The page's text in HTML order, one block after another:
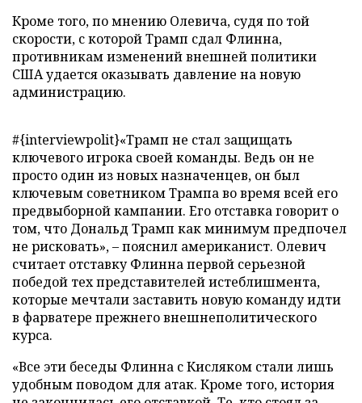
Кроме того, по мнению Олевича, судя по той
скорости, с которой Трамп сдал Флинна,
противникам изменений внешней политики
США удается оказывать давление на новую
администрацию.
#{interviewpolit}«Трамп не стал защищать
ключевого игрока своей команды. Ведь он не
просто один из новых назначенцев, он был
ключевым советником Трампа во время всей его
предвыборной кампании. Его отставка говорит о
том, что Дональд Трамп как минимум предпочел
не рисковать», – пояснил американист. Олевич
считает отставку Флинна первой серьезной
победой тех представителей истеблишмента,
которые мечтали заставить новую команду идти
в фарватере прежнего внешнеполитического
курса.
«Все эти беседы Флинна с Кисляком стали лишь
удобным поводом для атак. Кроме того, история